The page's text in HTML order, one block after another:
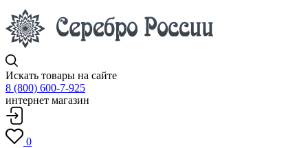
Искать товары на сайте
8 (800) 600-7-925
интернет магазин
0